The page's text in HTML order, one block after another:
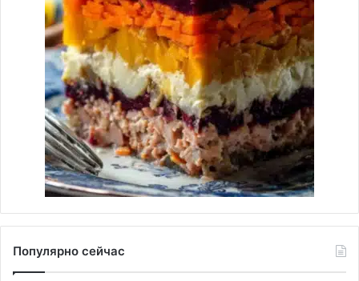
Популярно сейчас